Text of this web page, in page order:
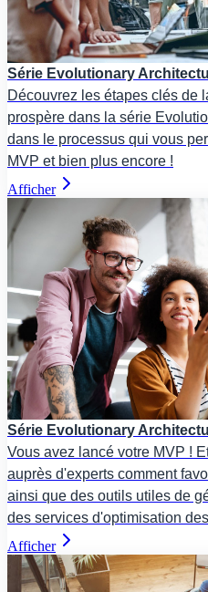
Série Evolutionary
Découvrez les étapes clés de
prospère dans la série
dans le processus qui vous
MVP et bien plus encore !
Afficher
Série Evolutionary
Vous avez lancé votre MVP !
auprès d'experts comment
ainsi que des outils utiles de
des services d'optimisation
Afficher